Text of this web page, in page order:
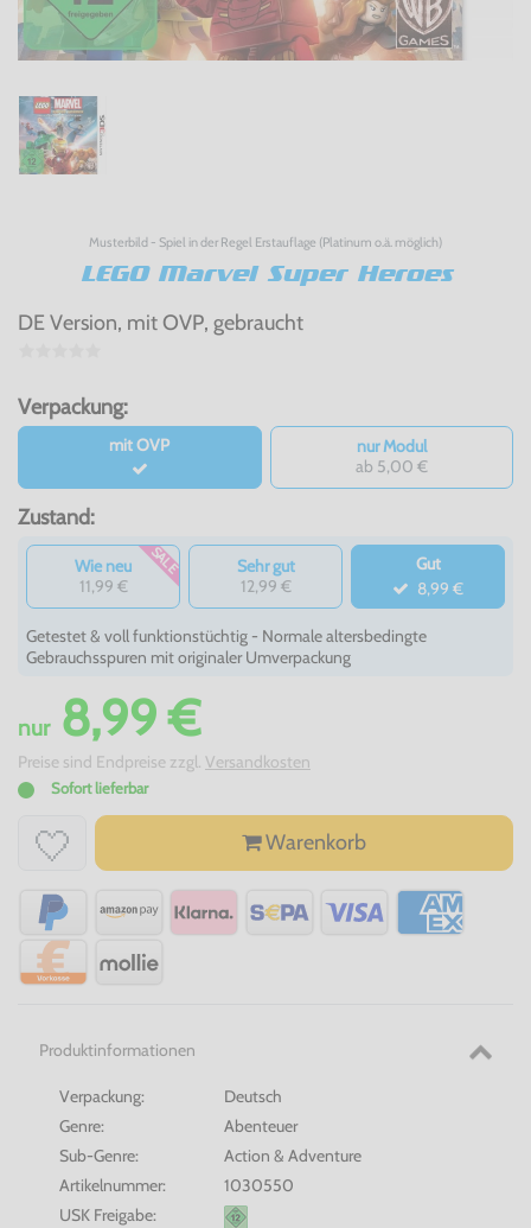
Musterbild - Spiel in der Regel Erstauflage (Platinum o.ä. möglich)
LEGO Marvel Super Heroes
DE Version, mit OVP, gebraucht
Verpackung:
mit OVP
nur Modul
ab 5,00 €
Zustand:
Wie neu
11,99 €
SALE
Sehr gut
12,99 €
Gut
8,99 €
Getestet & voll funktionstüchtig - Normale altersbedingte
Gebrauchsspuren mit originaler Umverpackung
nur8,99 €
Preise sind Endpreise zzgl. Versandkosten
Sofort lieferbar
Warenkorb
Produktinformationen
Verpackung:
Deutsch
Genre:
Abenteuer
Sub-Genre:
Action & Adventure
Artikelnummer:
1030550
USK Freigabe: